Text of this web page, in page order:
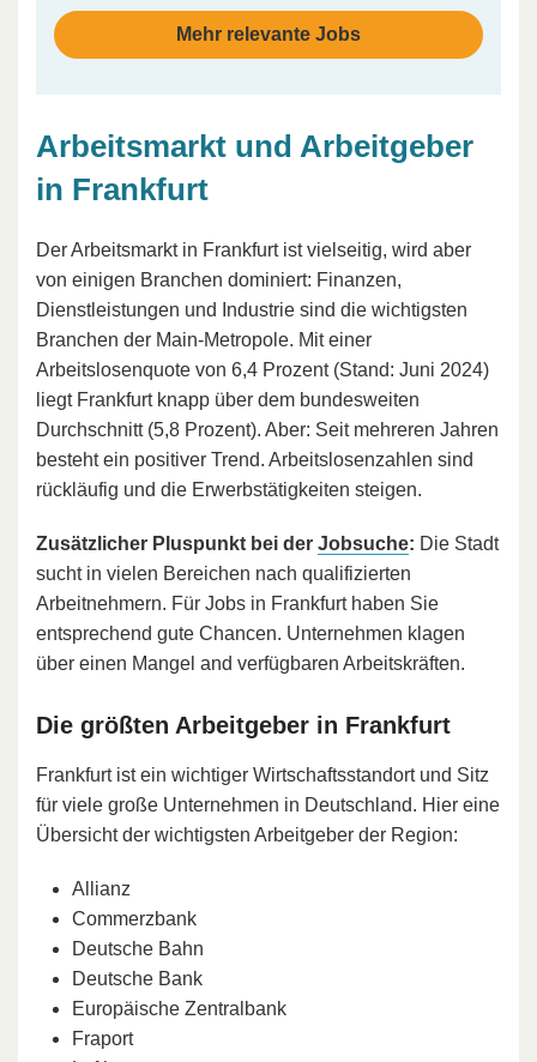
Mehr relevante Jobs
Arbeitsmarkt und Arbeitgeber
in Frankfurt
Der Arbeitsmarkt in Frankfurt ist vielseitig, wird aber
von einigen Branchen dominiert: Finanzen,
Dienstleistungen und Industrie sind die wichtigsten
Branchen der Main-Metropole. Mit einer
Arbeitslosenquote von 6,4 Prozent (Stand: Juni 2024)
liegt Frankfurt knapp über dem bundesweiten
Durchschnitt (5,8 Prozent). Aber: Seit mehreren Jahren
besteht ein positiver Trend. Arbeitslosenzahlen sind
rückläufig und die Erwerbstätigkeiten steigen.
Zusätzlicher Pluspunkt bei der Jobsuche: Die Stadt
sucht in vielen Bereichen nach qualifizierten
Arbeitnehmern. Für Jobs in Frankfurt haben Sie
entsprechend gute Chancen. Unternehmen klagen
über einen Mangel and verfügbaren Arbeitskräften.
Die größten Arbeitgeber in Frankfurt
Frankfurt ist ein wichtiger Wirtschaftsstandort und Sitz
für viele große Unternehmen in Deutschland. Hier eine
Übersicht der wichtigsten Arbeitgeber der Region:
Allianz
Commerzbank
Deutsche Bahn
Deutsche Bank
Europäische Zentralbank
Fraport